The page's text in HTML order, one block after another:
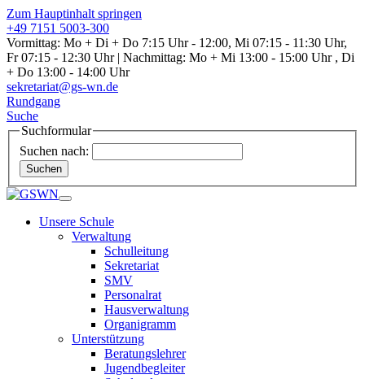
Zum Hauptinhalt springen
+49 7151 5003-300
Vormittag: Mo + Di + Do 7:15 Uhr - 12:00, Mi 07:15 - 11:30 Uhr,
Fr 07:15 - 12:30 Uhr | Nachmittag: Mo + Mi 13:00 - 15:00 Uhr , Di
+ Do 13:00 - 14:00 Uhr
sekretariat@gs-wn.de
Rundgang
Suche
Suchformular
Suchen nach:
Suchen
Unsere Schule
Verwaltung
Schulleitung
Sekretariat
SMV
Personalrat
Hausverwaltung
Organigramm
Unterstützung
Beratungslehrer
Jugendbegleiter